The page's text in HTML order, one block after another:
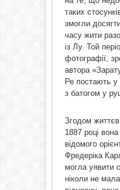
таких
змогли
часу жити
із Лу. Той
фотографії,
автора
Ре постають у
з батогом у
Згодом
1887 році
відомого
Фредеріка
могла уявити
ніколи не